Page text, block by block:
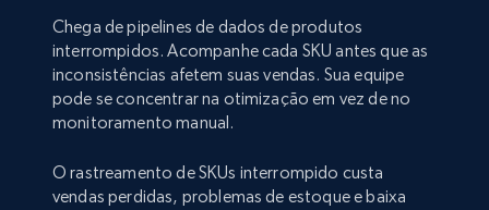
Chega de pipelines de dados de produtos
interrompidos. Acompanhe cada SKU antes que as
inconsistências afetem suas vendas. Sua equipe
pode se concentrar na otimização em vez de no
monitoramento manual.
O rastreamento de SKUs interrompido custa
vendas perdidas, problemas de estoque e baixa